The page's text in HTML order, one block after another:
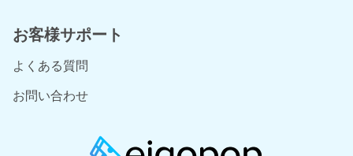
お客様サポート
よくある質問
お問い合わせ